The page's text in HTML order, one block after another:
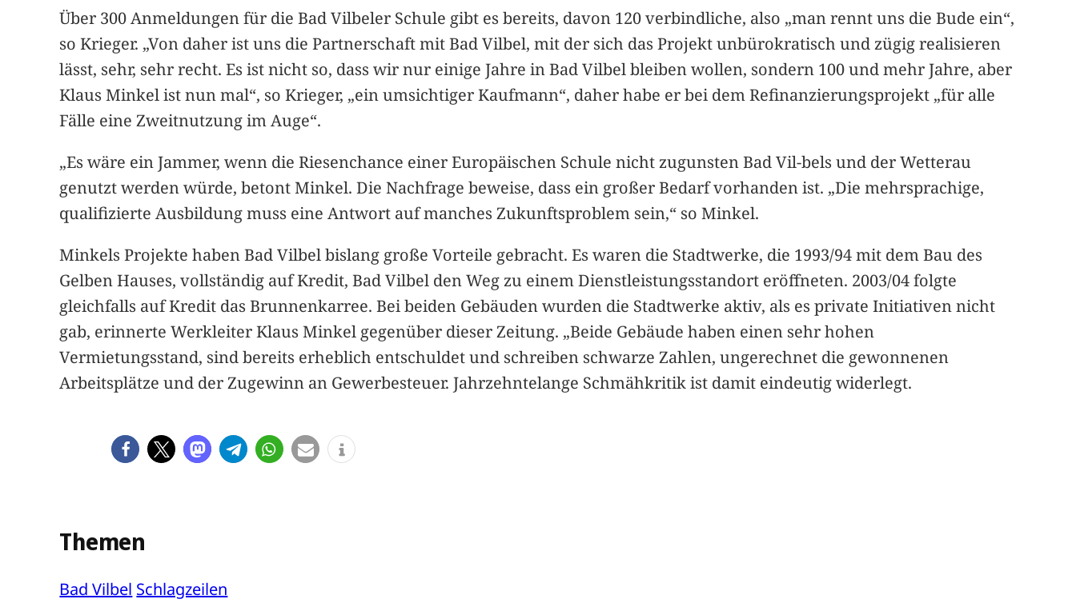
Über 300 Anmeldungen für die Bad Vilbeler Schule gibt es bereits, davon 120 verbindliche, also „man rennt uns die Bude ein“,
so Krieger. „Von daher ist uns die Partnerschaft mit Bad Vilbel, mit der sich das Projekt unbürokratisch und zügig realisieren
lässt, sehr, sehr recht. Es ist nicht so, dass wir nur einige Jahre in Bad Vilbel bleiben wollen, sondern 100 und mehr Jahre, aber
Klaus Minkel ist nun mal“, so Krieger, „ein umsichtiger Kaufmann“, daher habe er bei dem Refinanzierungsprojekt „für alle
Fälle eine Zweitnutzung im Auge“.
„Es wäre ein Jammer, wenn die Riesenchance einer Europäischen Schule nicht zugunsten Bad Vil-bels und der Wetterau
genutzt werden würde, betont Minkel. Die Nachfrage beweise, dass ein großer Bedarf vorhanden ist. „Die mehrsprachige,
qualifizierte Ausbildung muss eine Antwort auf manches Zukunftsproblem sein,“ so Minkel.
Minkels Projekte haben Bad Vilbel bislang große Vorteile gebracht. Es waren die Stadtwerke, die 1993/94 mit dem Bau des
Gelben Hauses, vollständig auf Kredit, Bad Vilbel den Weg zu einem Dienstleistungsstandort eröffneten. 2003/04 folgte
gleichfalls auf Kredit das Brunnenkarree. Bei beiden Gebäuden wurden die Stadtwerke aktiv, als es private Initiativen nicht
gab, erinnerte Werkleiter Klaus Minkel gegenüber dieser Zeitung. „Beide Gebäude haben einen sehr hohen
Vermietungsstand, sind bereits erheblich entschuldet und schreiben schwarze Zahlen, ungerechnet die gewonnenen
Arbeitsplätze und der Zugewinn an Gewerbesteuer. Jahrzehntelange Schmähkritik ist damit eindeutig widerlegt.
Themen
Bad Vilbel Schlagzeilen